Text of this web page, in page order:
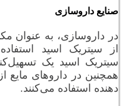
صنایع داروسازی
در داروسازی، به عنوان
از سیتریک اسید
سیتریک اسید یک
همچنین در داروهای مایع
دهنده استفاده می‌کنند.